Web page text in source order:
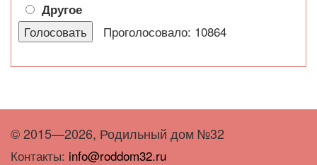
Другое
Проголосовало: 10864
© 2015—2026, Родильный дом №32
Контакты: info@roddom32.ru